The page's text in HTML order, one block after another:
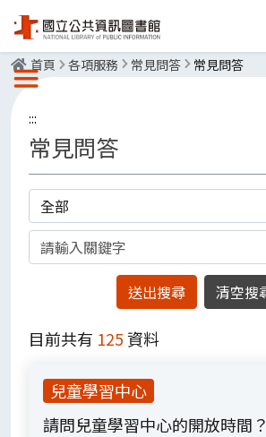
選單按鈕
首頁 各項服務 常見問答 常見問答
:::
常見問答
分類
關鍵字
目前共有 125資料
兒童學習中心
請問兒童學習中心的開放時間？